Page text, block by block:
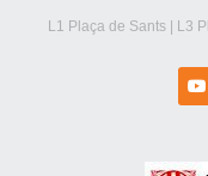
L1 Plaça de Sants | L3